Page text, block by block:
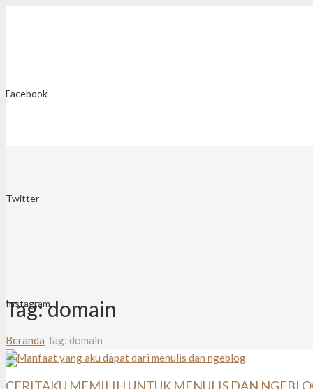
Facebook
Twitter
Instagram
Tag:domain
Beranda Tag: domain
CERITAKU MEMILIH UNTUK MENULIS DAN